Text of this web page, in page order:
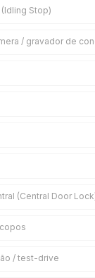
Stop)
/ gravador de
(Central Door
/ test-drive